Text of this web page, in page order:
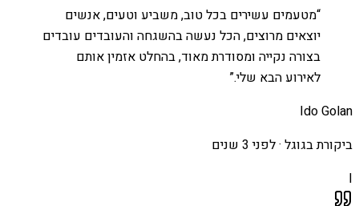
“מטעמים עשירים בכל טוב, משביע וטעים, אנשים
יוצאים מרוצים, הכל נעשה בהשגחה והעובדים עובדים
בצורה נקייה ומסודרת מאוד, בהחלט אזמין אותם
לאירוע הבא שלי.”
Ido Golan
ביקורת בגוגל ·לפני 3 שנים
I